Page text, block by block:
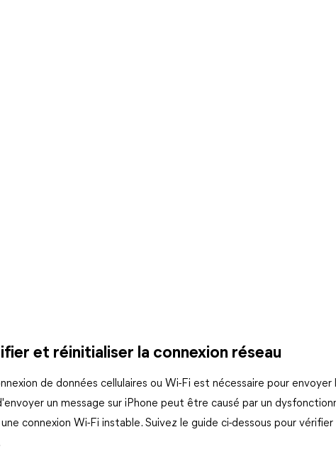
et réinitialiser la connexion réseau
de données cellulaires ou Wi-Fi est nécessaire pour envoyer
un message sur iPhone peut être causé par un
connexion Wi-Fi instable. Suivez le guide ci-dessous pour